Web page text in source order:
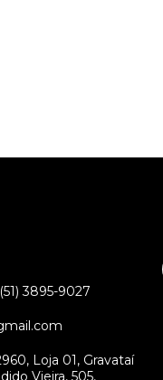
3895-9027
Loja 01, Gravataí
Vieira, 505,